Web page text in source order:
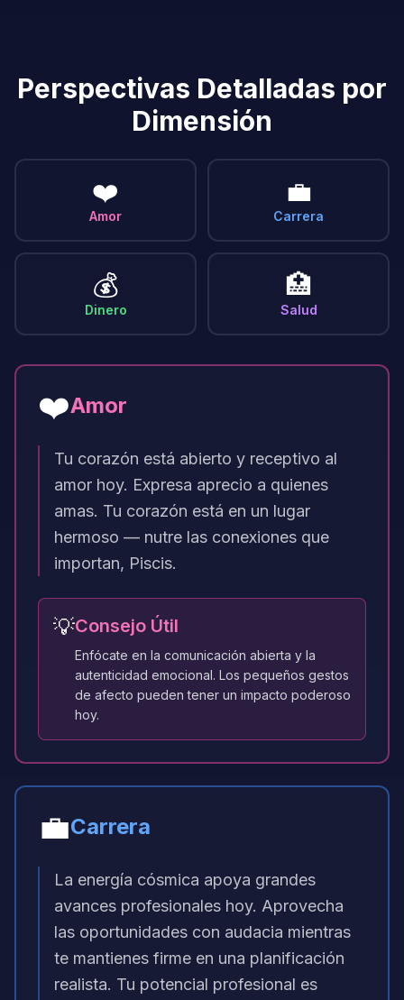
Perspectivas Detalladas por
Dimensión
❤️
Amor
💼
Carrera
💰
Dinero
🏥
Salud
❤️Amor
Tu corazón está abierto y receptivo al
amor hoy. Expresa aprecio a quienes
amas. Tu corazón está en un lugar
hermoso — nutre las conexiones que
importan, Piscis.
💡Consejo Útil
Enfócate en la comunicación abierta y la
autenticidad emocional. Los pequeños gestos
de afecto pueden tener un impacto poderoso
hoy.
💼Carrera
La energía cósmica apoya grandes
avances profesionales hoy. Aprovecha
las oportunidades con audacia mientras
te mantienes firme en una planificación
realista. Tu potencial profesional es